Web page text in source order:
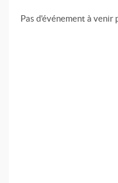
Pas d'événement à venir